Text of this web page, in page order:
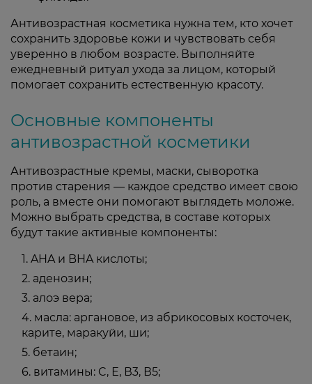
Антивозрастная косметика нужна тем, кто хочет
сохранить здоровье кожи и чувствовать себя
уверенно в любом возрасте. Выполняйте
ежедневный ритуал ухода за лицом, который
помогает сохранить естественную красоту.
Основные компоненты
антивозрастной косметики
Антивозрастные кремы, маски, сыворотка
против старения — каждое средство имеет свою
роль, а вместе они помогают выглядеть моложе.
Можно выбрать средства, в составе которых
будут такие активные компоненты:
AHA и BHA кислоты;
аденозин;
алоэ вера;
масла: аргановое, из абрикосовых косточек,
карите, маракуйи, ши;
бетаин;
витамины: C, Е, В3, В5;